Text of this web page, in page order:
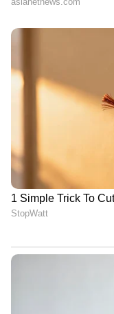
അഞ്ചര പവന്റെ
എടുത്തു; പ്രതി
JPSC, JSSC
ആക്ഷേപം;
വിദ്യാർത്ഥി